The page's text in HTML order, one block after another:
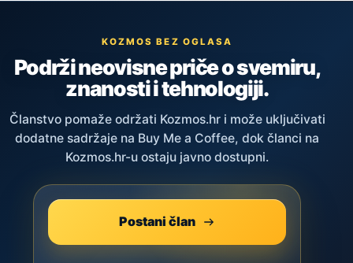
KOZMOS BEZ OGLASA
Podrži neovisne priče o svemiru,
znanosti i tehnologiji.
Članstvo pomaže održati Kozmos.hr i može uključivati
dodatne sadržaje na Buy Me a Coffee, dok članci na
Kozmos.hr-u ostaju javno dostupni.
Postani član